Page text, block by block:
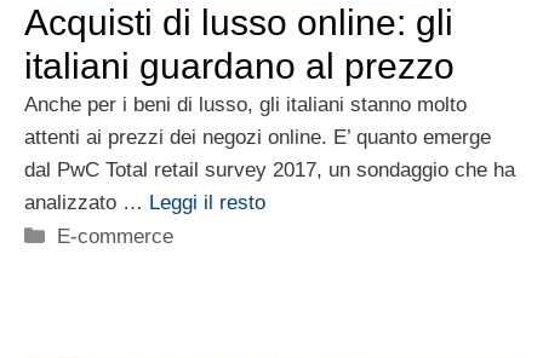
Acquisti di lusso online: gli
italiani guardano al prezzo
Anche per i beni di lusso, gli italiani stanno molto
attenti ai prezzi dei negozi online. E’ quanto emerge
dal PwC Total retail survey 2017, un sondaggio che ha
analizzato … Leggi il resto
Categorie
E-commerce